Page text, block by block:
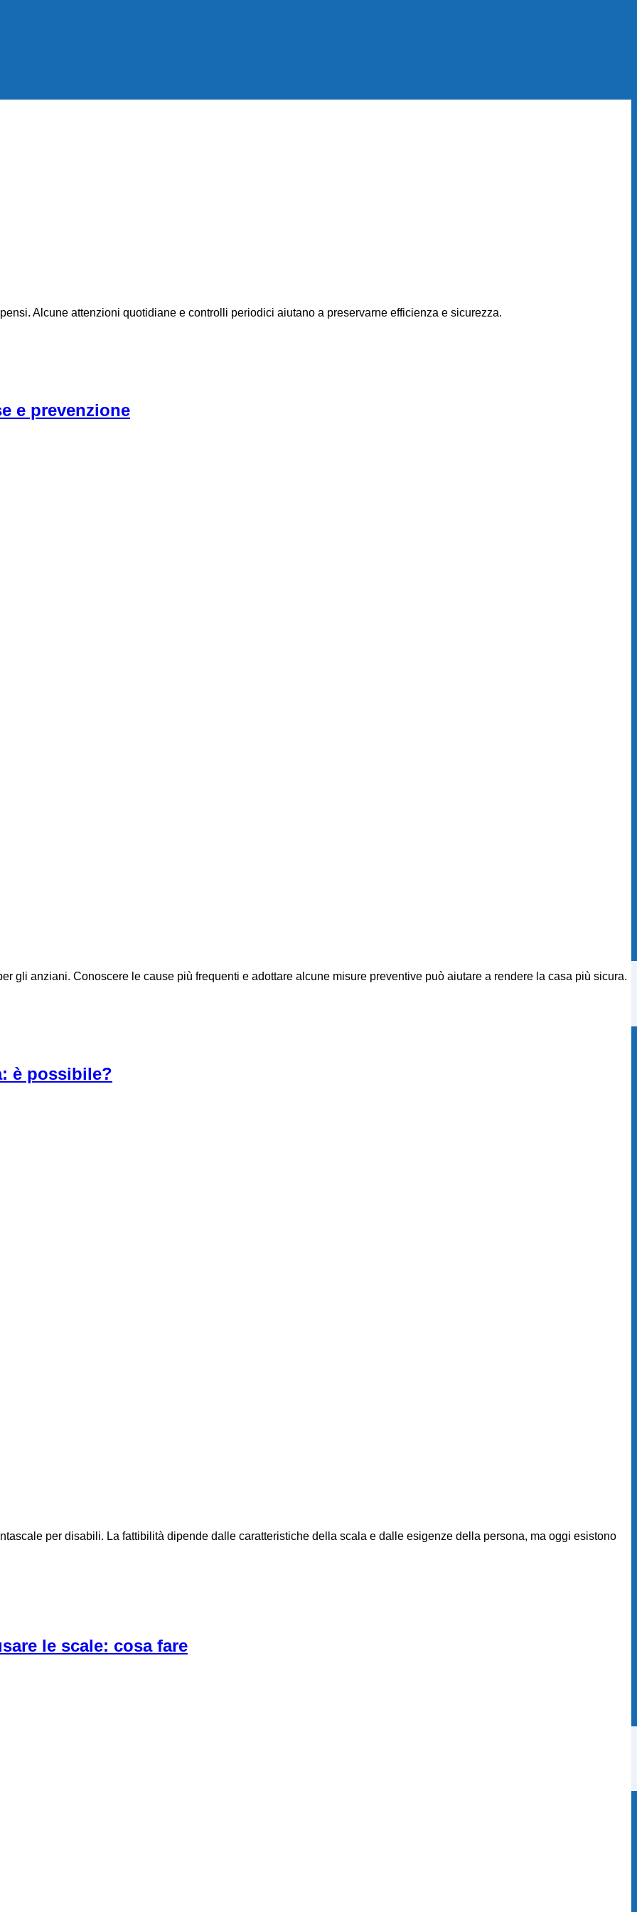
Alcune attenzioni quotidiane e controlli periodici aiutano a preservarne efficienza e sicurezza.
e prevenzione
gli anziani. Conoscere le cause più frequenti e adottare alcune misure preventive può aiutare a rendere la casa più sicura.
è possibile?
per disabili. La fattibilità dipende dalle caratteristiche della scala e dalle esigenze della persona, ma oggi esistono
le scale: cosa fare